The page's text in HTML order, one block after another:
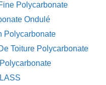
Polycarbonate
Ondulé
Polycarbonate
Toiture Polycarbonate